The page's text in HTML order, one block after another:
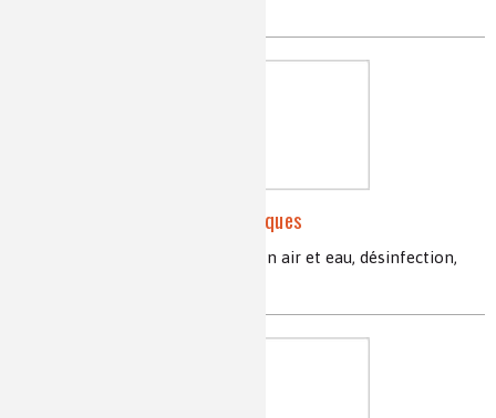
Les textiles photocatalytiques
textiles, photocatalyse, purification air et eau, désinfection,